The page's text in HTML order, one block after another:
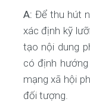
A: Để thu hút
xác định kỹ
tạo nội dung
có định
mạng xã hội
đối tượng.